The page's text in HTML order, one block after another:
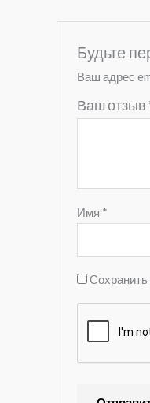
Будьте
Ваш адрес
Ваш отзыв
Имя *